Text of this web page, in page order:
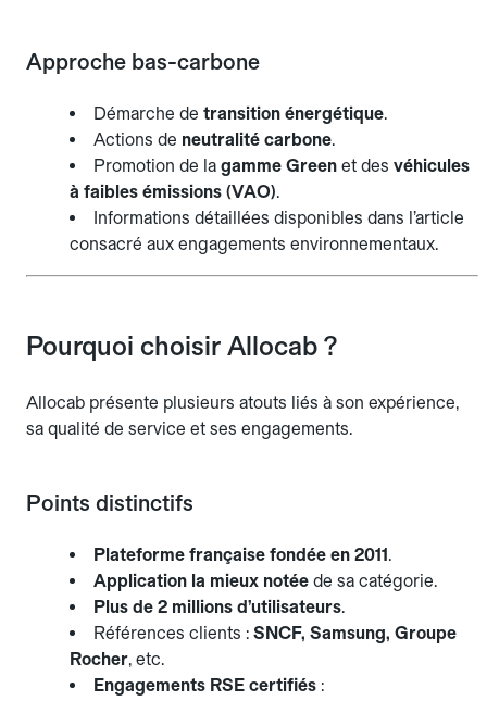
Approche bas-carbone
Démarche de transition énergétique.
Actions de neutralité carbone.
Promotion de la gamme Green et des véhicules
à faibles émissions (VAO).
Informations détaillées disponibles dans l’article
consacré aux engagements environnementaux.
Pourquoi choisir Allocab ?
Allocab présente plusieurs atouts liés à son expérience,
sa qualité de service et ses engagements.
Points distinctifs
Plateforme française fondée en 2011 .
Application la mieux notée de sa catégorie.
Plus de 2 millions d’utilisateurs.
Références clients : SNCF, Samsung, Groupe
Rocher, etc.
Engagements RSE certifiés :